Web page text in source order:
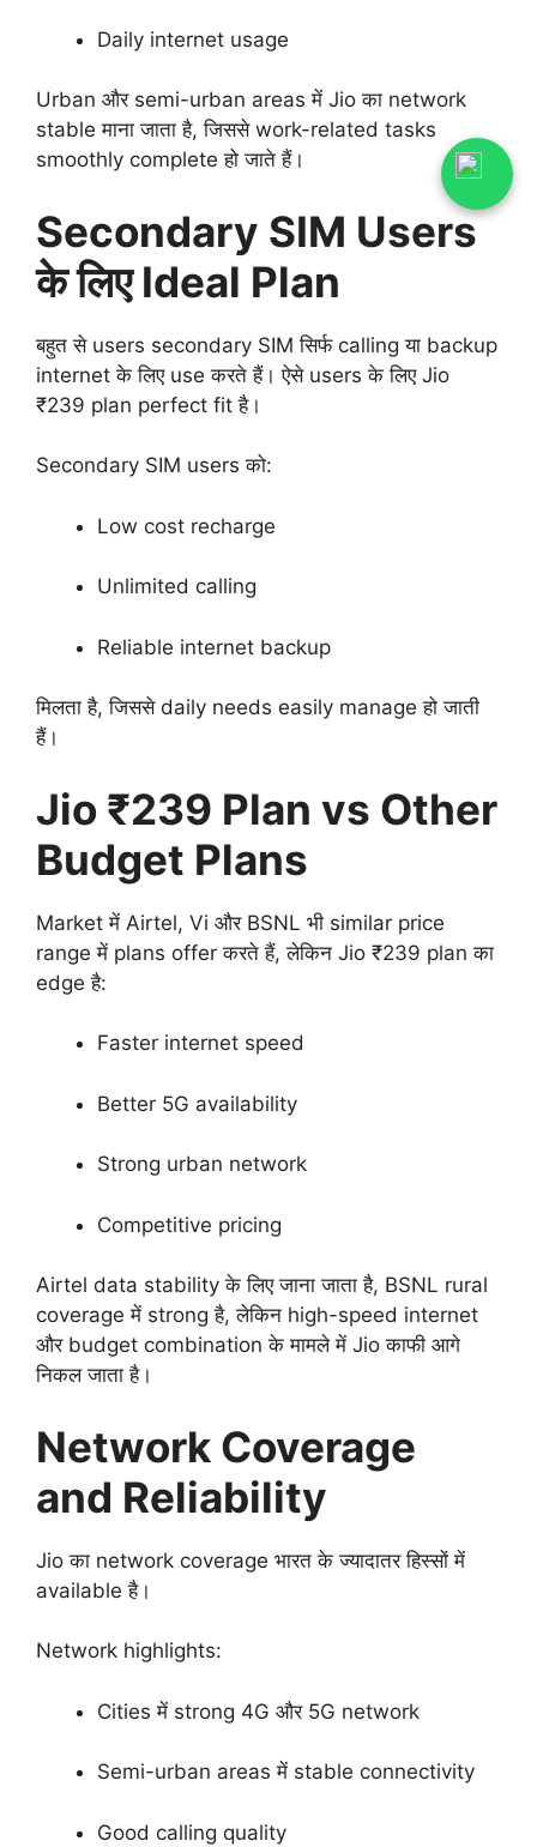
Daily internet usage
Urban और semi-urban areas में Jio का network
stable माना जाता है, जिससे work-related tasks
smoothly complete हो जाते हैं।
Secondary SIM Users
के लिए Ideal Plan
बहुत से users secondary SIM सिर्फ calling या backup
internet के लिए use करते हैं। ऐसे users के लिए Jio
₹239 plan perfect fit है।
Secondary SIM users को:
Low cost recharge
Unlimited calling
Reliable internet backup
मिलता है, जिससे daily needs easily manage हो जाती
हैं।
Jio ₹239 Plan vs Other
Budget Plans
Market में Airtel, Vi और BSNL भी similar price
range में plans offer करते हैं, लेकिन Jio ₹239 plan का
edge है:
Faster internet speed
Better 5G availability
Strong urban network
Competitive pricing
Airtel data stability के लिए जाना जाता है, BSNL rural
coverage में strong है, लेकिन high-speed internet
और budget combination के मामले में Jio काफी आगे
निकल जाता है।
Network Coverage
and Reliability
Jio का network coverage भारत के ज्यादातर हिस्सों में
available है।
Network highlights:
Cities में strong 4G और 5G network
Semi-urban areas में stable connectivity
Good calling quality